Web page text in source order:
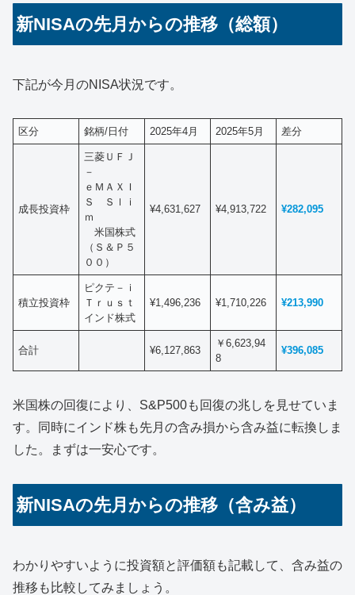
新NISAの先月からの推移（総額）
下記が今月のNISA状況です。
区分 銘柄/日付 2025年4月 2025年5月 差分
成長投資枠
三菱ＵＦＪ
－
ｅＭＡＸＩ
Ｓ Ｓｌｉ
ｍ
米国株式
（Ｓ＆Ｐ５
００）
¥4,631,627 ¥4,913,722 ¥282,095
積立投資枠
ピクテ－ｉ
Ｔｒｕｓｔ
インド株式
¥1,496,236 ¥1,710,226 ¥213,990
合計 ¥6,127,863
￥6,623,94
8
¥396,085
米国株の回復により、S&P500も回復の兆しを見せていま
す。同時にインド株も先月の含み損から含み益に転換しま
した。まずは一安心です。
新NISAの先月からの推移（含み益）
わかりやすいように投資額と評価額も記載して、含み益の
推移も比較してみましょう。